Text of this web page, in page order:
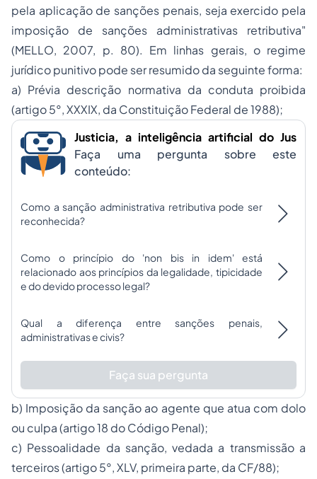
pela aplicação de sanções penais, seja exercido pela
imposição de sanções administrativas retributiva"
(MELLO, 2007, p. 80). Em linhas gerais, o regime
jurídico punitivo pode ser resumido da seguinte forma:
a) Prévia descrição normativa da conduta proibida
(artigo 5°, XXXIX, da Constituição Federal de 1988);
Justicia, a inteligência artificial do Jus
Faça uma pergunta sobre este
conteúdo:
Como a sanção administrativa retributiva pode ser
reconhecida?
Como o princípio do 'non bis in idem' está
relacionado aos princípios da legalidade, tipicidade
e do devido processo legal?
Qual a diferença entre sanções penais,
administrativas e civis?
Faça sua pergunta
b) Imposição da sanção ao agente que atua com dolo
ou culpa (artigo 18 do Código Penal);
c) Pessoalidade da sanção, vedada a transmissão a
terceiros (artigo 5°, XLV, primeira parte, da CF/88);